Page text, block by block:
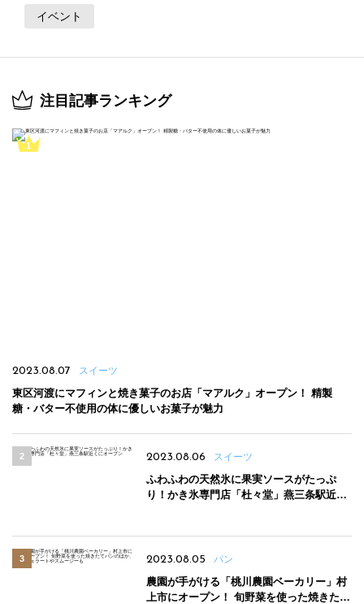
イベント
注目記事ランキング
2023.08.07 スイーツ
東区河渡にマフィンと焼き菓子のお店「マアルク」オープン！ 精製
糖・バター不使用の体に優しいお菓子が魅力
2023.08.06 スイーツ
ふわふわの天然氷に果実ソースがたっぷ
り！かき氷専門店「杜々堂」燕三条駅近く
2023.08.05 パン
農園が手がける「桃川農園ベーカリー」村
上市にオープン！ 旬野菜を使った焼きたて